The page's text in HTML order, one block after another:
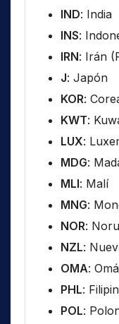
IND: India
INS:
IRN: Irán
J: Japón
KOR:
KWT:
LUX:
MDG:
MLI: Malí
MNG:
NOR:
NZL:
OMA:
PHL:
POL: